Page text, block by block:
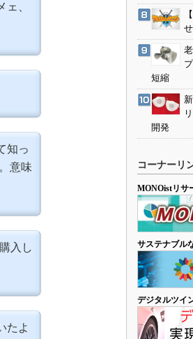
応
、
知っ
意味
入し
たよ
短縮
開発
コーナーリ
MONOistリサ
サステナブル
デジタルツイ